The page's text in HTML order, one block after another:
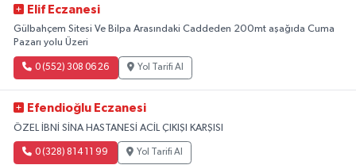
Elif Eczanesi
Gülbahçem Sitesi Ve Bilpa Arasındaki Caddeden 200mt aşağıda Cuma
Pazarı yolu Üzeri
0 (552) 308 06 26 Yol Tarifi Al
Efendioğlu Eczanesi
ÖZEL İBNİ SİNA HASTANESİ ACİL ÇIKIŞI KARŞISI
0 (328) 814 11 99 Yol Tarifi Al